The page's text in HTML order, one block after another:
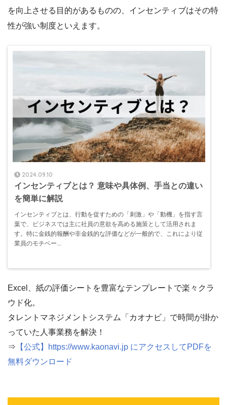
を向上させる目的があるものの、インセンティブはその特
性が強い制度といえます。
2024.09.10
インセンティブとは？ 意味や具体例、手当との違い
を簡単に解説
インセンティブとは、行動を促すための「刺激」や「動機」を指す言
葉で、ビジネスでは主に社員の意欲を高める施策として活用されま
す。特に金銭的報酬や非金銭的な評価などが一般的で、これにより従
業員のモチベー...
Excel、紙の評価シートを豊富なテンプレートで楽々クラ
ウド化。
タレントマネジメントシステム「カオナビ」で時間が掛か
っていた人事業務を解決！
⇒ 【公式】https://www.kaonavi.jp にアクセスしてPDFを
無料ダウンロード